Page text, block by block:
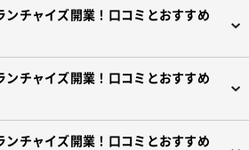
チャイズ開業！口コミとおすすめ
チャイズ開業！口コミとおすすめ
ンチャイズ開業！口コミとおすすめ